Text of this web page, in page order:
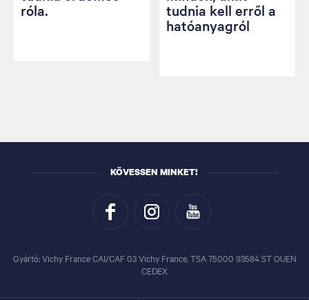
róla.
tudnia kell erről a
hatóanyagról
KÖVESSEN MINKET!
Gyártó: Vichy France CAI/CAF 03 Vichy France, TSA 75000 93584 ST OUEN
CEDEX